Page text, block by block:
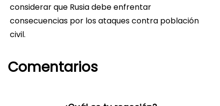
considerar que Rusia debe enfrentar
consecuencias por los ataques contra población
civil.
Comentarios